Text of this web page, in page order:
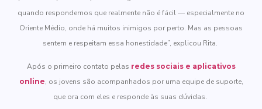
quando respondemos que realmente não é fácil — especialmente no
Oriente Médio, onde há muitos inimigos por perto. Mas as pessoas
sentem e respeitam essa honestidade”, explicou Rita.
Após o primeiro contato pelas redes sociais e aplicativos
online, os jovens são acompanhados por uma equipe de suporte,
que ora com eles e responde às suas dúvidas.